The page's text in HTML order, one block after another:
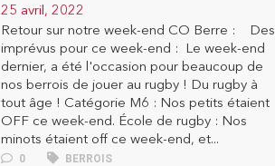
25 avril, 2022
Retour sur notre week-end CO Berre : Des
imprévus pour ce week-end : Le week-end
dernier, a été l'occasion pour beaucoup de
nos berrois de jouer au rugby ! Du rugby à
tout âge ! Catégorie M6 : Nos petits étaient
OFF ce week-end. École de rugby : Nos
minots étaient off ce week-end, et...
0 BERROIS